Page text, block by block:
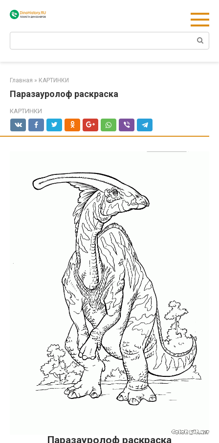
Главная » КАРТИНКИ
Паразауролоф раскраска
КАРТИНКИ
Паразауролоф раскраска